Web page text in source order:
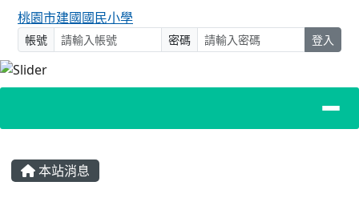
桃園市建國國民小學
帳號 密碼 登入
主內容區域
本站消息